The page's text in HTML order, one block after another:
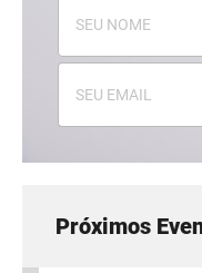
Próximos